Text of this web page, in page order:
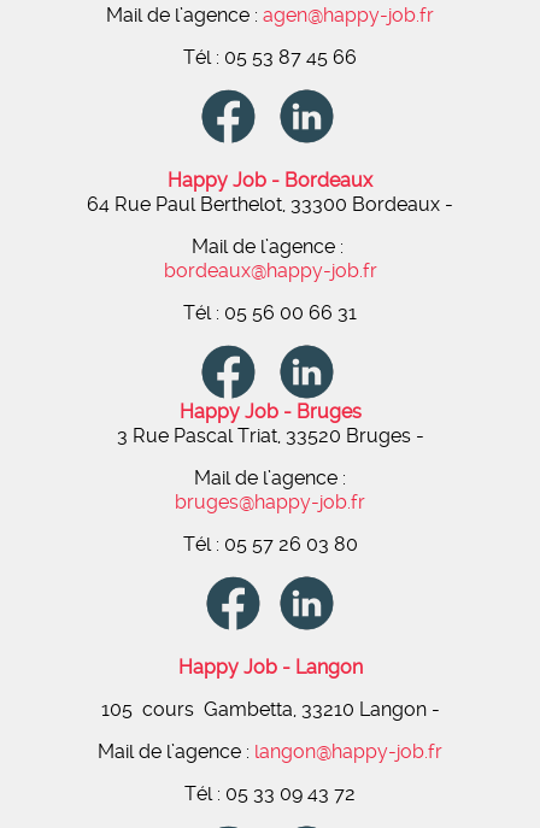
Mail de l’agence : agen@happy-job.fr
Tél : 05 53 87 45 66
Happy Job - Bordeaux
64 Rue Paul Berthelot, 33300 Bordeaux -
Mail de l’agence :
bordeaux@happy-job.fr
Tél : 05 56 00 66 31
Happy Job - Bruges
3 Rue Pascal Triat, 33520 Bruges -
Mail de l’agence :
bruges@happy-job.fr
Tél : 05 57 26 03 80
Happy Job - Langon
105 cours Gambetta, 33210 Langon -
Mail de l’agence : langon@happy-job.fr
Tél : 05 33 09 43 72